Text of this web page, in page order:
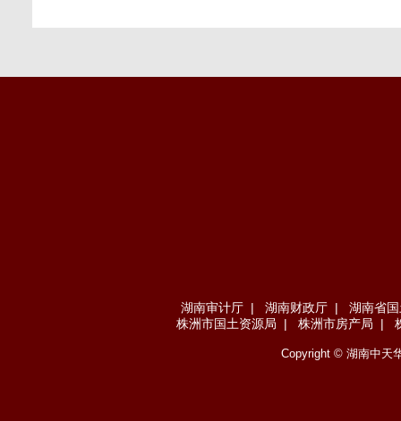
湖南审计厅 | 湖南财政厅 |
湖南省
株洲市国土资源局
| 株洲市房产局 |
Copyright © 湖南中天